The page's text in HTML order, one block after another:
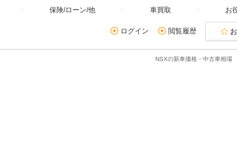
保険/ローン/他 車買取 お
ログイン 閲覧履歴
NSXの新車価格・中古車相場